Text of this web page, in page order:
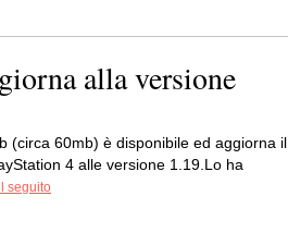
alla versione
(circa 60mb) è disponibile ed aggiorna il
4 alle versione 1.19.Lo ha
seguito